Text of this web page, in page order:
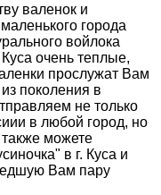
валенок и
города
войлока
очень теплые,
прослужат Вам
поколения в
не только
в любой город, но
можете
в г. Куса и
Вам пару